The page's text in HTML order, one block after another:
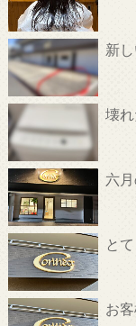
新
壊れ
六
と
お